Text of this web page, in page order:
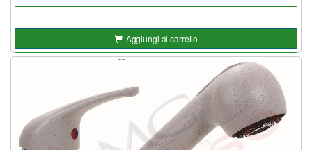
Aggiungi al carrello
Aggiungi alla lista